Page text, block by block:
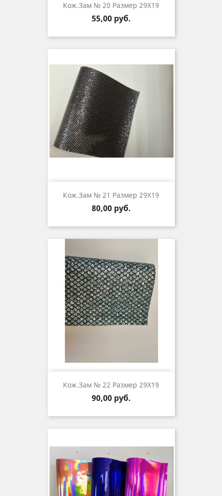
Кож.зам № 20 Размер 29Х19
Цена
55,00 руб.
Кож.зам № 21 Размер 29Х19
Цена
80,00 руб.
Кож.зам № 22 Размер 29Х19
Цена
90,00 руб.